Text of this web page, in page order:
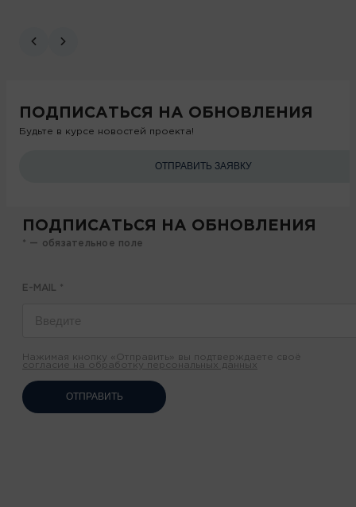
ПОДПИСАТЬСЯ НА ОБНОВЛЕНИЯ
Будьте в курсе новостей проекта!
ОТПРАВИТЬ ЗАЯВКУ
ПОДПИСАТЬСЯ НА ОБНОВЛЕНИЯ
* — обязательное поле
E-MAIL *
Нажимая кнопку «Отправить» вы подтверждаете своё
согласие на обработку персональных данных
ОТПРАВИТЬ